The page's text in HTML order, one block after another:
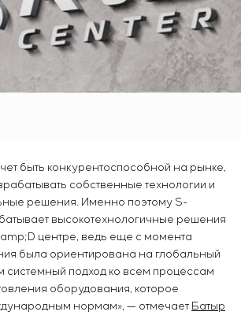
услуги
алгоритмов
управления
быть конкурентоспособной на рынке,
собственные технологии и
решения. Именно поэтому S-
высокотехнологичные решения
центре, ведь еще с момента
была ориентирована на глобальный
подход ко всем процессам
оборудования, которое
нормам», — отмечает Батыр